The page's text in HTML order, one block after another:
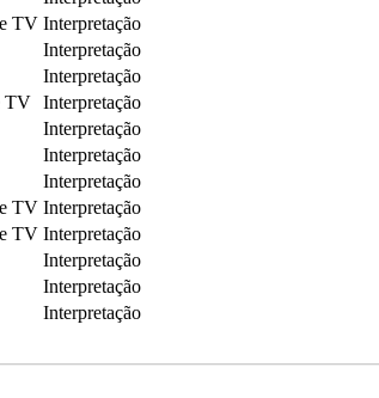
TV Interpretação
Interpretação
Interpretação
TV Interpretação
Interpretação
Interpretação
Interpretação
TV Interpretação
TV Interpretação
Interpretação
Interpretação
Interpretação